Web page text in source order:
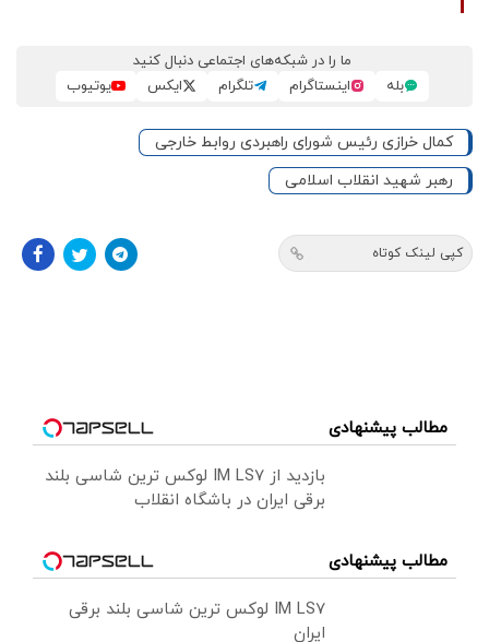
ما را در شبکه‌های اجتماعی دنبال کنید
بله
اینستاگرام تلگرام ایکس یوتیوب
کمال خرازی رئیس شورای راهبردی روابط خارجی
رهبر شهید انقلاب اسلامی
کپی لینک کوتاه
مطالب پیشنهادی
بازدید از IM LS7 لوکس ترین شاسی بلند
برقی ایران در باشگاه انقلاب
مطالب پیشنهادی
IM LS7 لوکس ترین شاسی بلند برقی
ایران